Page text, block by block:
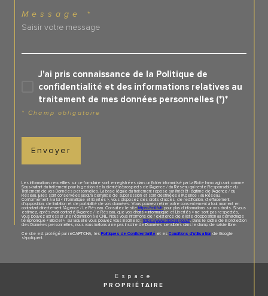
Message *
J'ai pris connaissance de la Politique de
confidentialité et des informations relatives au
traitement de mes données personnelles (*)*
* Champ obligatoire
Envoyer
Les informations recueillies sur ce formulaire sont enregistrées dans un fichier informatisé par La Boite Immo agissant comme
Sous-traitant du traitement pour la gestion de la clientèle/prospects de l'Agence / du Réseau qui reste Responsable du
Traitement de vos Données personnelles. La base légale du traitement repose sur l'intérêt légitime de l'Agence / du
Réseau. Elles sont conservées jusqu'à demande de suppression et sont destinées à l'Agence / au Réseau.
Conformément à la loi « informatique et libertés », vous disposez des droits d’accès, de rectification, d’effacement,
d’opposition, de limitation et de portabilité de vos données. Vous pouvez retirer votre consentement à tout moment en
contactant directement l’Agence / Le Réseau. Consultez le site https://cnil.fr/fr pour plus d’informations sur vos droits. Si vous
estimez, après avoir contacté l'Agence / le Réseau, que vos droits « Informatique et Libertés » ne sont pas respectés,
vous pouvez adresser une réclamation à la CNIL. Nous vous informons de l’existence de la liste d'opposition au démarchage
téléphonique « Bloctel », sur laquelle vous pouvez vous inscrire ici : https://www.bloctel.gouv.fr. Dans le cadre de la protection
des Données personnelles, nous vous invitons à ne pas inscrire de Données sensibles dans le champ de saisie libre.
Ce site est protégé par reCAPTCHA, les Politiques de Confidentialité et es Conditions d'utilisation de Google
s'appliquent.
Espace
PROPRIÉTAIRE